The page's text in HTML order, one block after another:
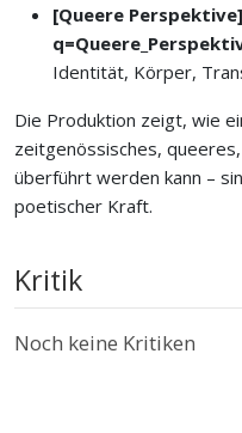
[Queere
Identität, Körper,
Die Produktion zeigt, wie
zeitgenössisches,
überführt werden kann –
poetischer Kraft.
Kritik
Noch keine Kritiken